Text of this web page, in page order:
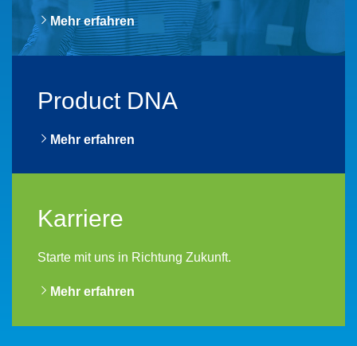
Mehr erfahren
Product DNA
Mehr erfahren
Karriere
Starte mit uns in Richtung Zukunft.
Mehr erfahren